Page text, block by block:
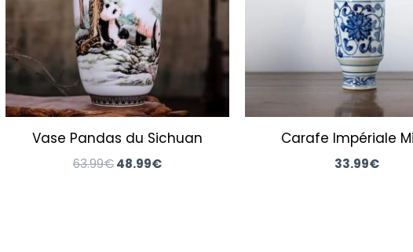
Vase Pandas du Sichuan
63.99€48.99€
Carafe Impériale
33.99€